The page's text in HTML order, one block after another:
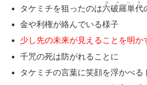
タケミチを狙ったのは六破羅単代
ロクハラ
金や利権が絡んでいる様子
少し先の未来が見えることを明か
千咒の死は防がれることに
タケミチの言葉に笑顔を浮かべる